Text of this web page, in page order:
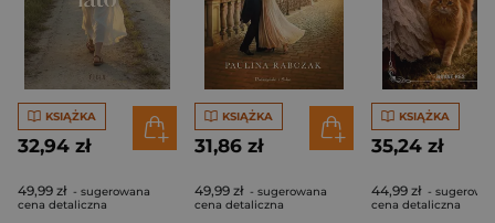
KSIĄŻKA
32,94 zł
49,99 zł - sugerowana
cena detaliczna
KSIĄŻKA
31,86 zł
49,99 zł - sugerowana
cena detaliczna
KSIĄŻKA
35,24 zł
44,99 zł -
cena detaliczna